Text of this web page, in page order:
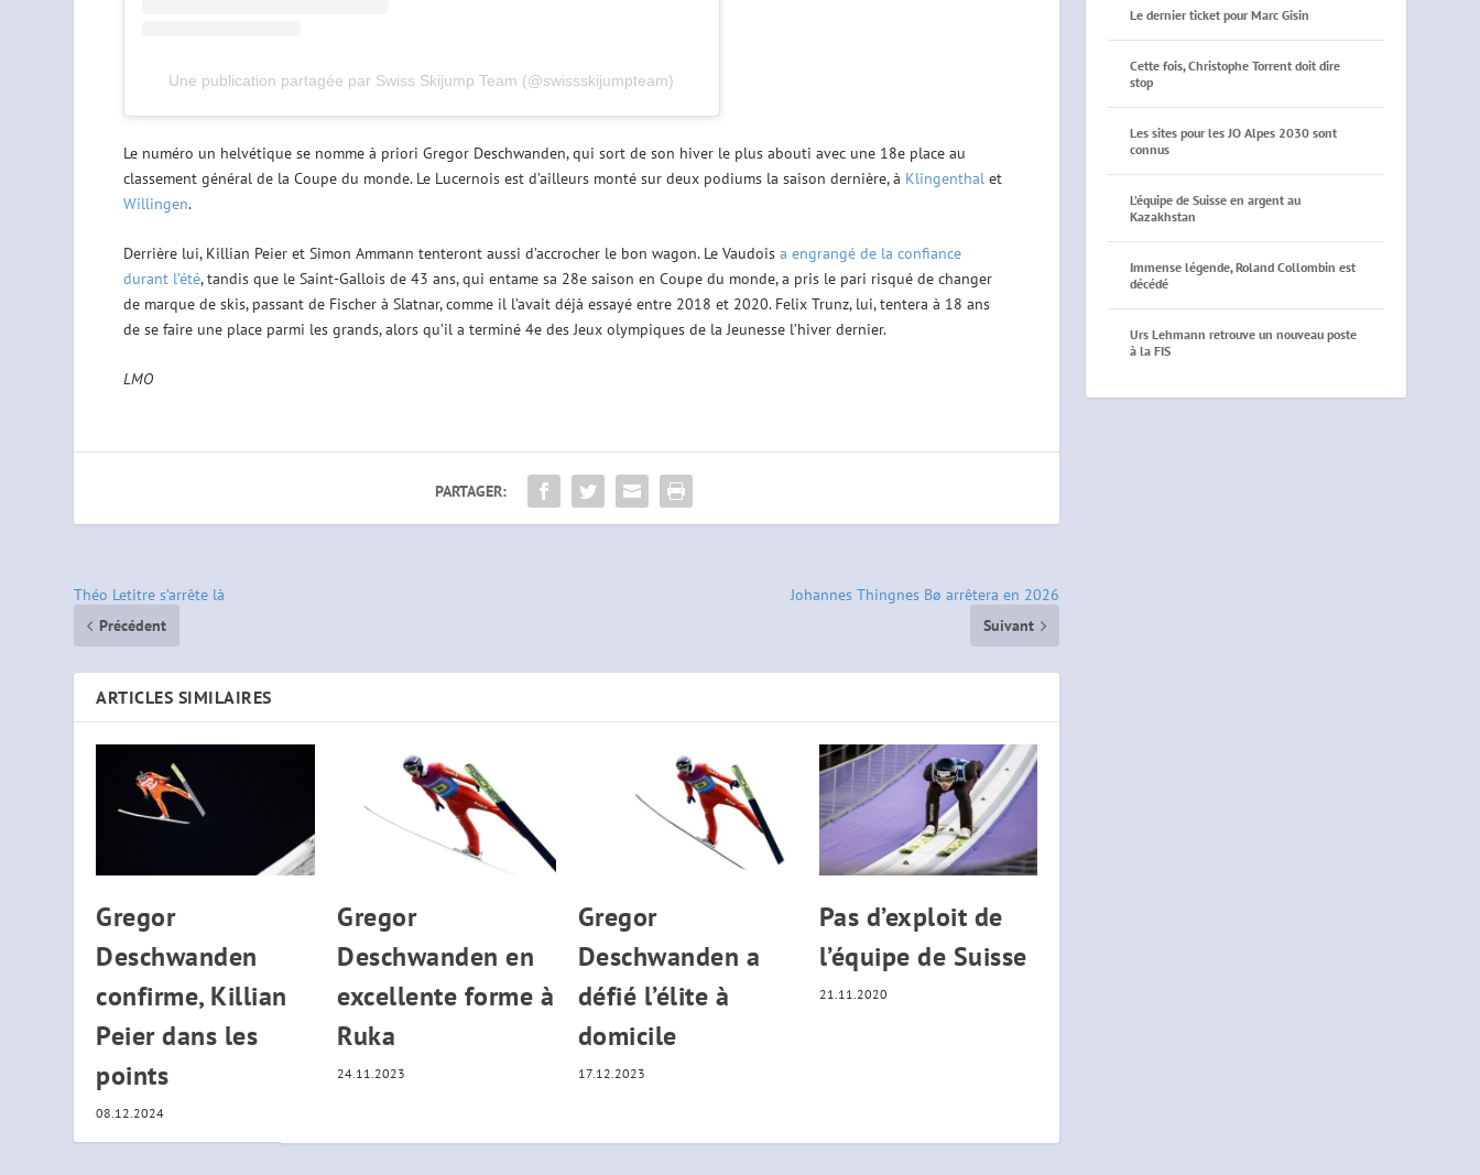
Une publication partagée par Swiss Skijump Team (@swissskijumpteam)
Le numéro un helvétique se nomme à priori Gregor Deschwanden, qui sort de son hiver le plus abouti avec une 18e place au
classement général de la Coupe du monde. Le Lucernois est d’ailleurs monté sur deux podiums la saison dernière, à Klingenthalet
Willingen.
Derrière lui, Killian Peier et Simon Ammann tenteront aussi d’accrocher le bon wagon. Le Vaudois a engrangé de la confiance
durant l’été, tandis que le Saint-Gallois de 43 ans, qui entame sa 28e saison en Coupe du monde, a pris le pari risqué de changer
de marque de skis, passant de Fischer à Slatnar, comme il l’avait déjà essayé entre 2018 et 2020. Felix Trunz, lui, tentera à 18 ans
de se faire une place parmi les grands, alors qu’il a terminé 4e des Jeux olympiques de la Jeunesse l’hiver dernier.
LMO
PARTAGER:
Théo Letitre s’arrête là
Précédent
Johannes Thingnes Bø arrêtera en 2026
Suivant
ARTICLES SIMILAIRES
Gregor
Deschwanden
confirme, Killian
Peier dans les
points
08.12.2024
Gregor
Deschwanden en
excellente forme à
Ruka
24.11.2023
Gregor
Deschwanden a
défié l’élite à
domicile
17.12.2023
Pas d’exploit de
l’équipe de Suisse
21.11.2020
Le dernier ticket pour Marc Gisin
Cette fois, Christophe Torrent doit dire
stop
Les sites pour les JO Alpes 2030 sont
connus
L’équipe de Suisse en argent au
Kazakhstan
Immense légende, Roland Collombin est
décédé
Urs Lehmann retrouve un nouveau poste
à la FIS